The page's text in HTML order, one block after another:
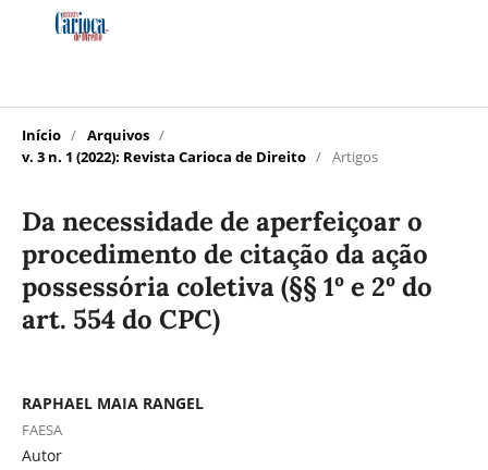
Início / Arquivos /
v. 3 n. 1 (2022): Revista Carioca de Direito / Artigos
Da necessidade de aperfeiçoar o
procedimento de citação da ação
possessória coletiva (§§ 1º e 2º do
art. 554 do CPC)
RAPHAEL MAIA RANGEL
FAESA
Autor